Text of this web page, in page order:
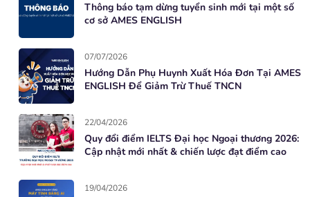
Thông báo tạm dừng tuyển sinh mới tại một số
cơ sở AMES ENGLISH
07/07/2026
Hướng Dẫn Phụ Huynh Xuất Hóa Đơn Tại AMES
ENGLISH Để Giảm Trừ Thuế TNCN
22/04/2026
Quy đổi điểm IELTS Đại học Ngoại thương 2026:
Cập nhật mới nhất & chiến lược đạt điểm cao
19/04/2026